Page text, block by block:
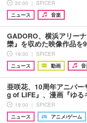
20:00 ｜ SPICER
ニュース
音楽
GADORO、横浜アリー
欒』を収めた映像作品
19:00 ｜ SPICER
ニュース
動画
亜咲花、10周年アニバ
g of LIFE』、漫画『ゆ
19:00 ｜ SPICER
ニュース
アニメ/ゲーム